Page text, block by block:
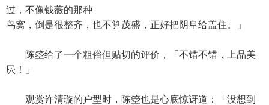
过，不像钱薇的那种
鸟窝，倒是很整齐，也不算茂盛，正好把阴阜给盖住。」
陈箜给了一个粗俗但贴切的评价，「不错不错，上品美
屄！」
观赏许清璇的户型时，陈箜也是心底惊讶道：「没想到